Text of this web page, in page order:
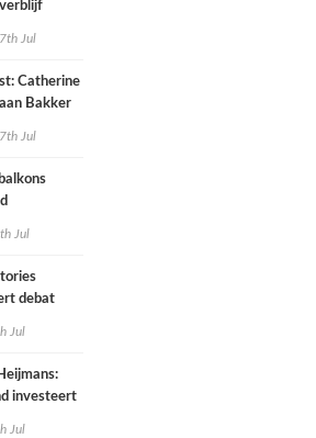
Jul
Catherine
Bakker
Jul
Jul
debat
Jul
investeert
Jul